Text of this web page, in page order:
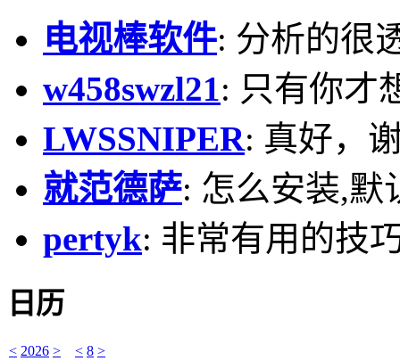
电视棒软件: 分析的很
w458swzl21 : 只有你才
LWSSNIPER: 真好，
就范德萨: 怎么安装,默
pertyk: 非常有用的技
日历
< 2026 > < 8 >